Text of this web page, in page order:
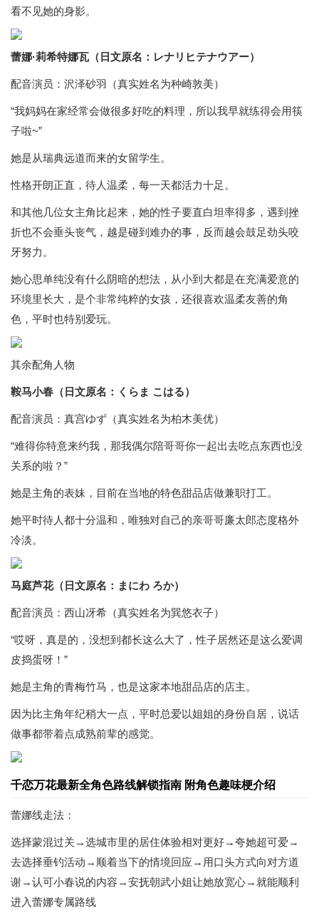
看不见她的身影。
蕾娜·莉希特娜瓦（日文原名：レナリヒテナウアー）
配音演员：沢泽砂羽（真实姓名为种崎敦美）
“我妈妈在家经常会做很多好吃的料理，所以我早就练得会用筷
子啦~”
她是从瑞典远道而来的女留学生。
性格开朗正直，待人温柔，每一天都活力十足。
和其他几位女主角比起来，她的性子要直白坦率得多，遇到挫
折也不会垂头丧气，越是碰到难办的事，反而越会鼓足劲头咬
牙努力。
她心思单纯没有什么阴暗的想法，从小到大都是在充满爱意的
环境里长大，是个非常纯粹的女孩，还很喜欢温柔友善的角
色，平时也特别爱玩。
其余配角人物
鞍马小春（日文原名：くらま こはる）
配音演员：真宫ゆず（真实姓名为柏木美优）
“难得你特意来约我，那我偶尔陪哥哥你一起出去吃点东西也没
关系的啦？”
她是主角的表妹，目前在当地的特色甜品店做兼职打工。
她平时待人都十分温和，唯独对自己的亲哥哥廉太郎态度格外
冷淡。
马庭芦花（日文原名：まにわ ろか）
配音演员：西山冴希（真实姓名为巽悠衣子）
“哎呀，真是的，没想到都长这么大了，性子居然还是这么爱调
皮捣蛋呀！”
她是主角的青梅竹马，也是这家本地甜品店的店主。
因为比主角年纪稍大一点，平时总爱以姐姐的身份自居，说话
做事都带着点成熟前辈的感觉。
千恋万花最新全角色路线解锁指南 附角色趣味梗介绍
蕾娜线走法：
选择蒙混过关→选城市里的居住体验相对更好→夸她超可爱→
去选择垂钓活动→顺着当下的情境回应→用口头方式向对方道
谢→认可小春说的内容→安抚朝武小姐让她放宽心→就能顺利
进入蕾娜专属路线